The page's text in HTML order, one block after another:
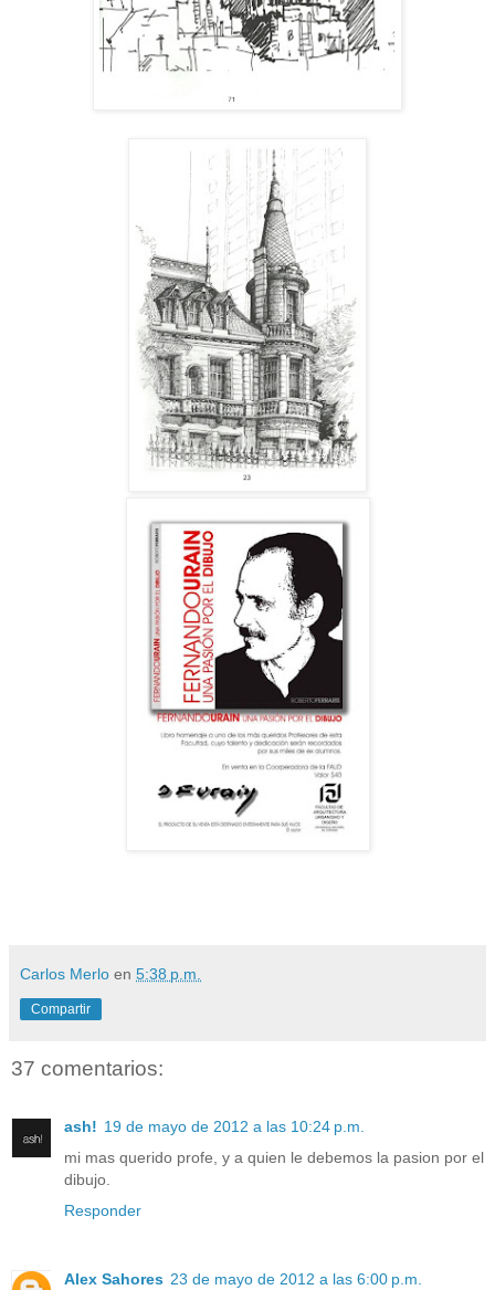
Carlos Merlo en 5:38 p.m.
Compartir
37 comentarios:
ash! 19 de mayo de 2012 a las 10:24 p.m.
mi mas querido profe, y a quien le debemos la pasion por el
dibujo.
Responder
Alex Sahores 23 de mayo de 2012 a las 6:00 p.m.